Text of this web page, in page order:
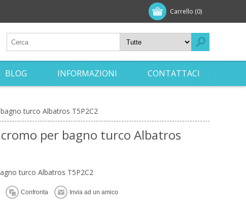
Carrello (0)
BLOG INFORMAZIONI CONTATTACI
turco Albatros T5P2C2
per bagno turco Albatros
turco Albatros T5P2C2